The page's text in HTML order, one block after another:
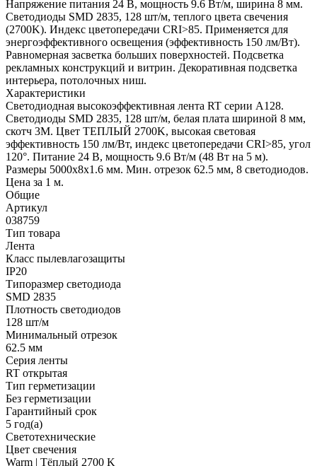
Напряжение питания 24 В, мощность 9.6 Вт/м, ширина 8 мм.
Светодиоды SMD 2835, 128 шт/м, теплого цвета свечения
(2700K). Индекс цветопередачи CRI>85. Применяется для
энергоэффективного освещения (эффективность 150 лм/Вт).
Равномерная засветка больших поверхностей. Подсветка
рекламных конструкций и витрин. Декоративная подсветка
интерьера, потолочных ниш.
Характеристики
Светодиодная высокоэффективная лента RT серии A128.
Светодиоды SMD 2835, 128 шт/м, белая плата шириной 8 мм,
скотч 3M. Цвет ТЕПЛЫЙ 2700K, высокая световая
эффективность 150 лм/Вт, индекс цветопередачи CRI>85, угол
120°. Питание 24 В, мощность 9.6 Вт/м (48 Вт на 5 м).
Размеры 5000x8x1.6 мм. Мин. отрезок 62.5 мм, 8 светодиодов.
Цена за 1 м.
Общие
Артикул
038759
Тип товара
Лента
Класс пылевлагозащиты
IP20
Типоразмер светодиода
SMD 2835
Плотность светодиодов
128 шт/м
Минимальный отрезок
62.5 мм
Серия ленты
RT открытая
Тип герметизации
Без герметизации
Гарантийный срок
5 год(а)
Светотехнические
Цвет свечения
Warm | Тёплый 2700 K